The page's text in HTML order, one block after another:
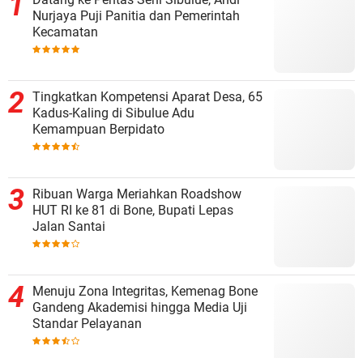
Nurjaya Puji Panitia dan Pemerintah
Kecamatan
Tingkatkan Kompetensi Aparat Desa, 65
Kadus-Kaling di Sibulue Adu
Kemampuan Berpidato
Ribuan Warga Meriahkan Roadshow
HUT RI ke 81 di Bone, Bupati Lepas
Jalan Santai
Menuju Zona Integritas, Kemenag Bone
Gandeng Akademisi hingga Media Uji
Standar Pelayanan